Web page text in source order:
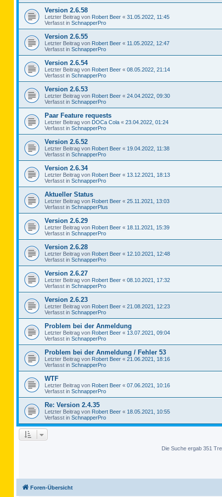
Version 2.6.58
Letzter Beitrag von Robert Beer « 31.05.2022, 11:45
Verfasst in SchnapperPro
Version 2.6.55
Letzter Beitrag von Robert Beer « 11.05.2022, 12:47
Verfasst in SchnapperPro
Version 2.6.54
Letzter Beitrag von Robert Beer « 08.05.2022, 21:14
Verfasst in SchnapperPro
Version 2.6.53
Letzter Beitrag von Robert Beer « 24.04.2022, 09:30
Verfasst in SchnapperPro
Paar Feature requests
Letzter Beitrag von DOCa Cola « 23.04.2022, 01:24
Verfasst in SchnapperPro
Version 2.6.52
Letzter Beitrag von Robert Beer « 19.04.2022, 11:38
Verfasst in SchnapperPro
Version 2.6.34
Letzter Beitrag von Robert Beer « 13.12.2021, 18:13
Verfasst in SchnapperPro
Aktueller Status
Letzter Beitrag von Robert Beer « 25.11.2021, 13:03
Verfasst in SchnapperPlus
Version 2.6.29
Letzter Beitrag von Robert Beer « 18.11.2021, 15:39
Verfasst in SchnapperPro
Version 2.6.28
Letzter Beitrag von Robert Beer « 12.10.2021, 12:48
Verfasst in SchnapperPro
Version 2.6.27
Letzter Beitrag von Robert Beer « 08.10.2021, 17:32
Verfasst in SchnapperPro
Version 2.6.23
Letzter Beitrag von Robert Beer « 21.08.2021, 12:23
Verfasst in SchnapperPro
Problem bei der Anmeldung
Letzter Beitrag von Robert Beer « 13.07.2021, 09:04
Verfasst in SchnapperPro
Problem bei der Anmeldung / Fehler 53
Letzter Beitrag von Robert Beer « 21.06.2021, 18:16
Verfasst in SchnapperPro
WTF
Letzter Beitrag von Robert Beer « 07.06.2021, 10:16
Verfasst in SchnapperPro
Re: Version 2.4.35
Letzter Beitrag von Robert Beer « 18.05.2021, 10:55
Verfasst in SchnapperPro
Die Suche ergab 351
Foren-Übersicht